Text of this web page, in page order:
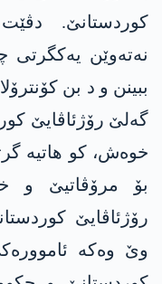
کوردستانێ. دڤێت
نەتەوێن یەکگرتی
ببینن و د بن
گەلێ رۆژئاڤایێ
خوەش، کو ھاتیە
بۆ مرۆڤاتیێ و
رۆژئاڤایێ
وێ وەکە